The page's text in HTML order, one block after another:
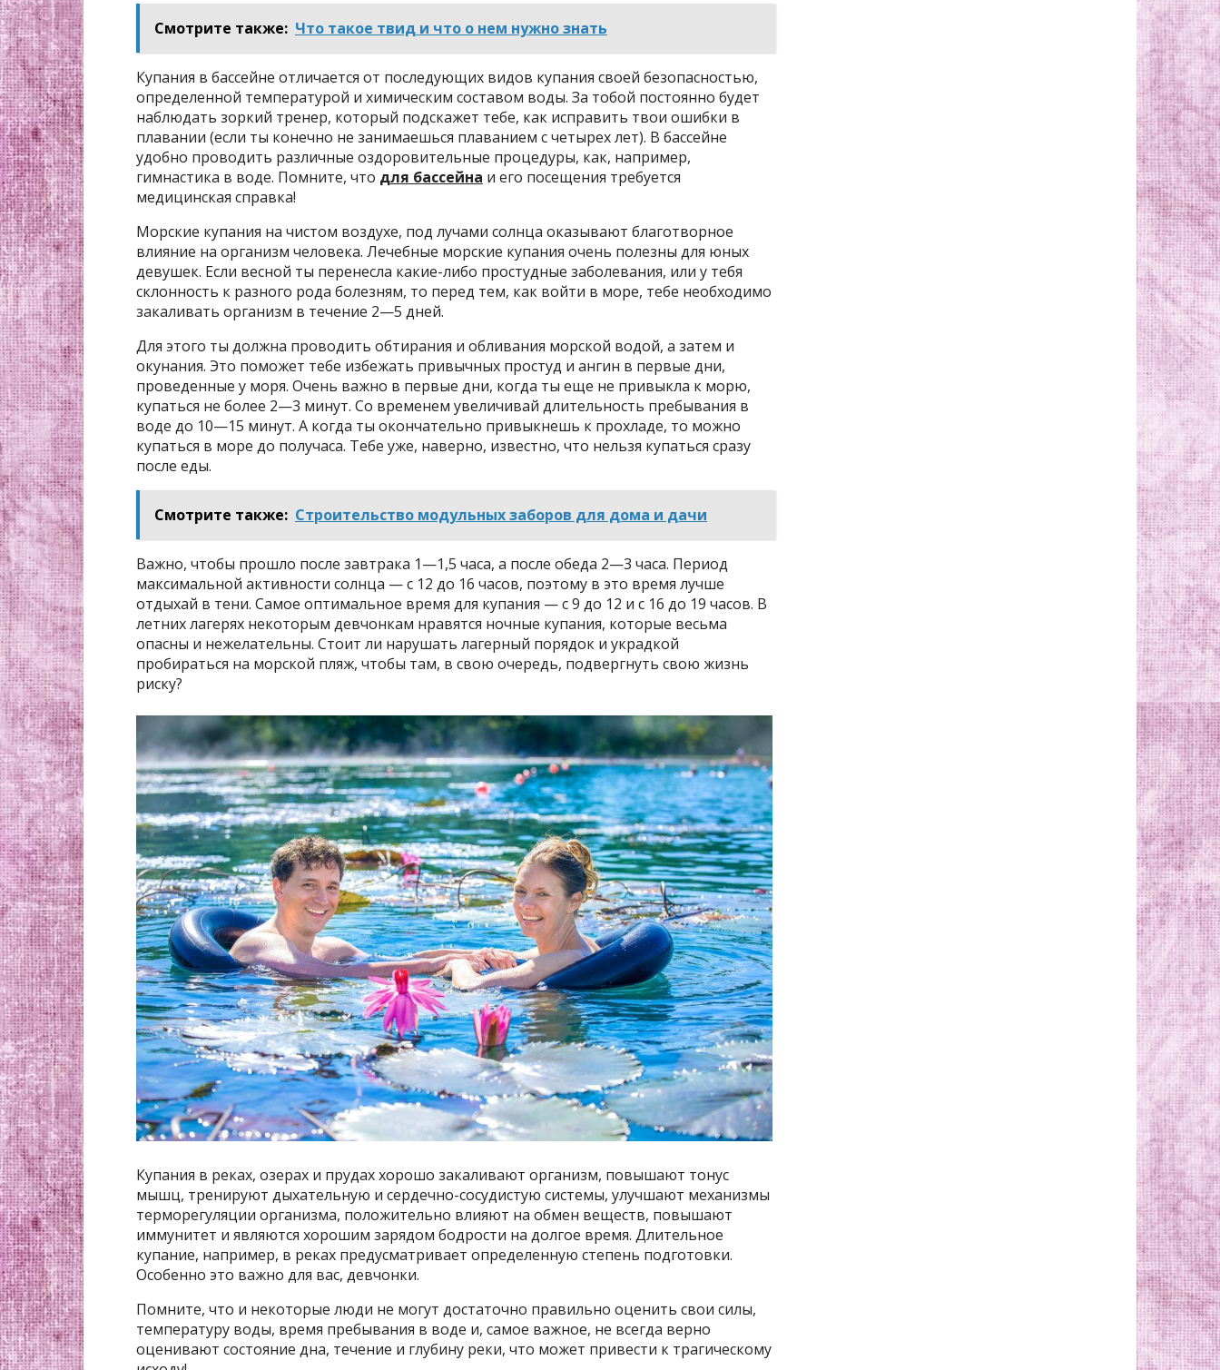
Смотрите также: Что такое твид и что о нем нужно знать
Купания в бассейне отличается от последующих видов купания своей безопасностью,
определенной температурой и химическим составом воды. За тобой постоянно будет
наблюдать зоркий тренер, который подскажет тебе, как исправить твои ошибки в
плавании (если ты конечно не занимаешься плаванием с четырех лет). В бассейне
удобно проводить различные оздоровительные процедуры, как, например,
гимнастика в воде. Помните, что для бассейна и его посещения требуется
медицинская справка!
Морские купания на чистом воздухе, под лучами солнца оказывают благотворное
влияние на организм человека. Лечебные морские купания очень полезны для юных
девушек. Если весной ты перенесла какие-либо простудные заболевания, или у тебя
склонность к разного рода болезням, то перед тем, как войти в море, тебе необходимо
закаливать организм в течение 2—5 дней.
Для этого ты должна проводить обтирания и обливания морской водой, а затем и
окунания. Это поможет тебе избежать привычных простуд и ангин в первые дни,
проведенные у моря. Очень важно в первые дни, когда ты еще не привыкла к морю,
купаться не более 2—3 минут. Со временем увеличивай длительность пребывания в
воде до 10—15 минут. А когда ты окончательно привыкнешь к прохладе, то можно
купаться в море до получаса. Тебе уже, наверно, известно, что нельзя купаться сразу
после еды.
Смотрите также: Строительство модульных заборов для дома и дачи
Важно, чтобы прошло после завтрака 1—1,5 часа, а после обеда 2—3 часа. Период
максимальной активности солнца — с 12 до 16 часов, поэтому в это время лучше
отдыхай в тени. Самое оптимальное время для купания — с 9 до 12 и с 16 до 19 часов. В
летних лагерях некоторым девчонкам нравятся ночные купания, которые весьма
опасны и нежелательны. Стоит ли нарушать лагерный порядок и украдкой
пробираться на морской пляж, чтобы там, в свою очередь, подвергнуть свою жизнь
риску?
Купания в реках, озерах и прудах хорошо закаливают организм, повышают тонус
мышц, тренируют дыхательную и сердечно-сосудистую системы, улучшают механизмы
терморегуляции организма, положительно влияют на обмен веществ, повышают
иммунитет и являются хорошим зарядом бодрости на долгое время. Длительное
купание, например, в реках предусматривает определенную степень подготовки.
Особенно это важно для вас, девчонки.
Помните, что и некоторые люди не могут достаточно правильно оценить свои силы,
температуру воды, время пребывания в воде и, самое важное, не всегда верно
оценивают состояние дна, течение и глубину реки, что может привести к трагическому